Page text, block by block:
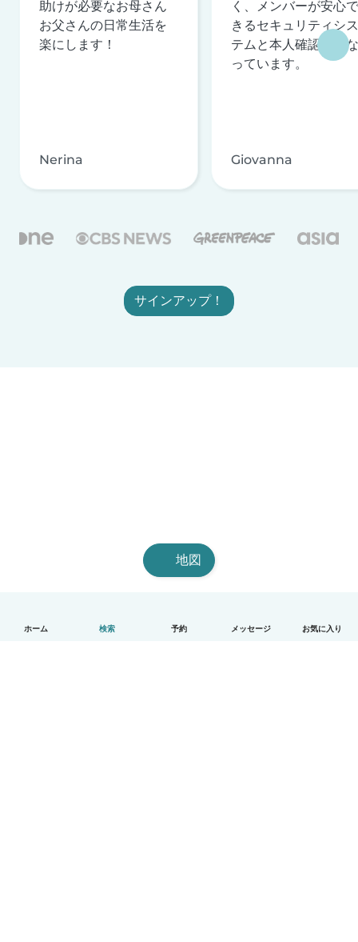
ホーム 検索 予約 メッセージ お気に入り
助けが必要なお母さん
お父さんの日常生活を
楽にします！
Nerina
く、メンバーが安心で
きるセキュリティシス
テムと本人確認を行な
っています。
Giovanna
サインアップ！
地図